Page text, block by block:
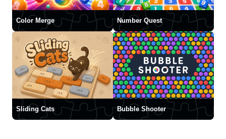
Color Merge Number Quest
Sliding Cats Bubble Shooter